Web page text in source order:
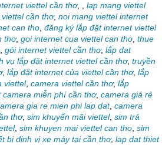
viettel cần thơ,
lap mạng viettel
cần thơ, noi mang viettel internet
can tho đăng ký lắp đặt internet viettel
thơ, goi internet cua viettel can tho thue
gói internet viettel cần thơ, lắp dat
vụ lắp đặt internet viettel cần thơ, truyền
, lắp đặt internet của viettel cần thơ, lắp
viettel, camera viettel cần thơ, lắp
camera miễn phí cần thơ, camera giá rẻ
gia re mien phi lap dat, camera
thơ, sim khuyến mãi viettel, sim trả
, sim khuyen mai viettel can tho sim
bị định vị xe máy tại cần thơ, lap dat thiet